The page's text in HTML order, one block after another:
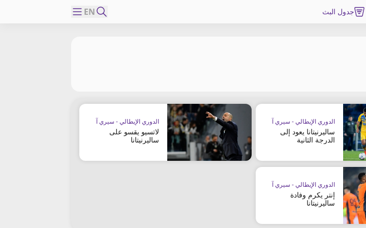
جدول البث EN
الدوري الإيطالي - سيري آ
ساليرنيتانا يعود إلى
الدرجة الثانية
الدوري الإيطالي - سيري آ
لاتسيو يقسو على
ساليرنيتانا
الدوري الإيطالي - سيري آ
إنتر يكرم وفادة
ساليرنيتانا